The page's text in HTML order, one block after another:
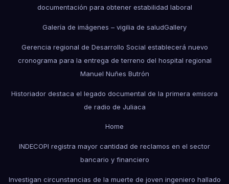
documentación para obtener estabilidad laboral
Galería de imágenes – vigilia de saludGallery
Gerencia regional de Desarrollo Social establecerá nuevo
cronograma para la entrega de terreno del hospital regional
Manuel Nuñes Butrón
Historiador destaca el legado documental de la primera emisora
de radio de Juliaca
Home
INDECOPI registra mayor cantidad de reclamos en el sector
bancario y financiero
Investigan circunstancias de la muerte de joven ingeniero hallado